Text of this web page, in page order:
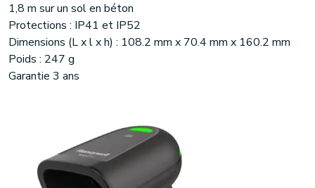
1,8 m sur un sol en béton
Protections : IP41 et IP52
Dimensions (L x l x h) : 108.2 mm x 70.4 mm x 160.2 mm
Poids : 247 g
Garantie 3 ans